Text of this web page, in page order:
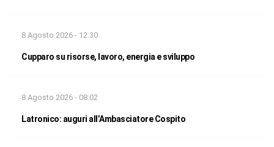
8 Agosto 2026 - 12:30
Cupparo su risorse, lavoro, energia e sviluppo
8 Agosto 2026 - 08:02
Latronico: auguri all’Ambasciatore Cospito